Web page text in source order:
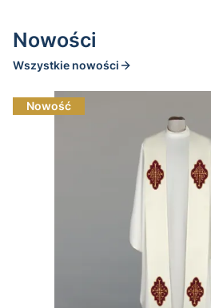
Nowości
Wszystkie nowości
Nowość